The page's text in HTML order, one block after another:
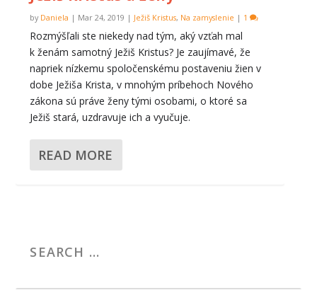
by Daniela | Mar 24, 2019 | Ježiš Kristus, Na zamyslenie | 1
Rozmýšľali ste niekedy nad tým, aký vzťah mal
k ženám samotný Ježiš Kristus? Je zaujímavé, že
napriek nízkemu spoločenskému postaveniu žien v
dobe Ježiša Krista, v mnohým príbehoch Nového
zákona sú práve ženy tými osobami, o ktoré sa
Ježiš stará, uzdravuje ich a vyučuje.
READ MORE